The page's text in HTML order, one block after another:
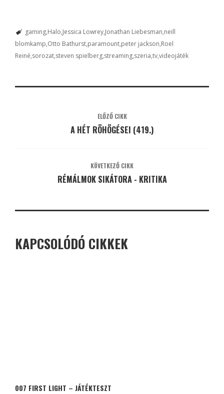
gaming Halo Jessica Lowrey Jonathan Liebesman neill
blomkamp Otto Bathurst paramount peter jackson Roel
Reiné sorozat steven spielberg streaming szeria tvvideojáték
ELŐZŐ CIKK
A HÉT RÖHÖGÉSEI (419.)
KÖVETKEZŐ CIKK
RÉMÁLMOK SIKÁTORA - KRITIKA
KAPCSOLÓDÓ CIKKEK
007 FIRST LIGHT – JÁTÉKTESZT